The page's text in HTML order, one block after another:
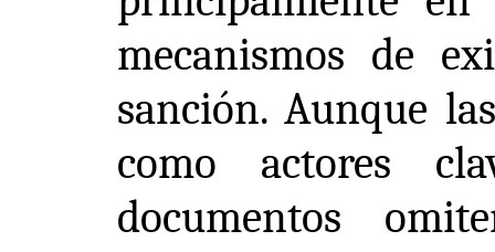
mecanismos de
sanción. Aunque
como actores
documentos